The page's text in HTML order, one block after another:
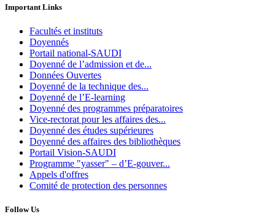
Important Links
Facultés et instituts
Doyennés
Portail national-SAUDI
Doyenné de l’admission et de...
Données Ouvertes
Doyenné de la technique des...
Doyenné de l’E-learning
Doyenné des programmes préparatoires
Vice-rectorat pour les affaires des...
Doyenné des études supérieures
Doyenné des affaires des bibliothèques
Portail Vision-SAUDI
Programme "yasser" – d’E-gouver...
Appels d'offres
Comité de protection des personnes
Follow Us